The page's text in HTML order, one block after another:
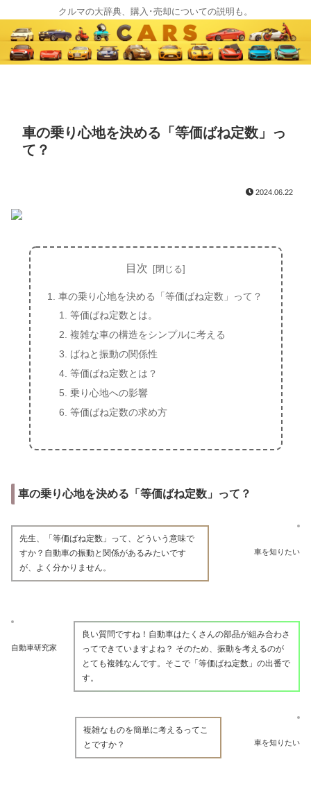
クルマの大辞典、購入･売却についての説明も。
車の乗り心地を決める「等価ばね定数」っ
て？
2024.06.22
目次
車の乗り心地を決める「等価ばね定数」って？
等価ばね定数とは。
複雑な車の構造をシンプルに考える
ばねと振動の関係性
等価ばね定数とは？
乗り心地への影響
等価ばね定数の求め方
車の乗り心地を決める「等価ばね定数」って？
車を知りたい
先生、「等価ばね定数」って、どういう意味で
すか？自動車の振動と関係があるみたいです
が、よく分かりません。
自動車研究家
良い質問ですね！自動車はたくさんの部品が組み合わさ
ってできていますよね？ そのため、振動を考えるのが
とても複雑なんです。そこで「等価ばね定数」の出番で
す。
車を知りたい
複雑なものを簡単に考えるってこ
とですか？